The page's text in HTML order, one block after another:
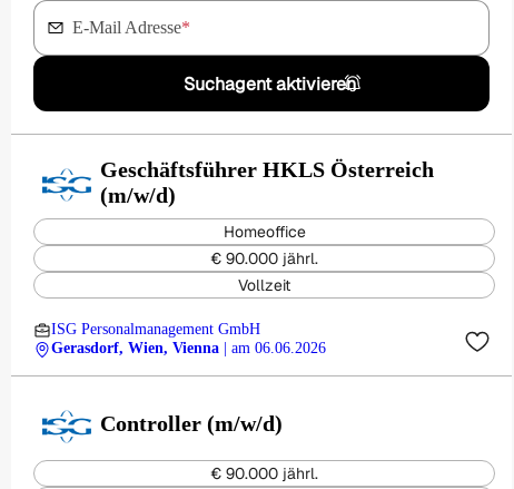
E-Mail Adresse*
Suchagent aktivieren
Geschäftsführer HKLS Österreich
(m/w/d)
Homeoffice
€ 90.000 jährl.
Vollzeit
ISG Personalmanagement GmbH
Gerasdorf, Wien, Vienna
| am 06.06.2026
Controller (m/w/d)
€ 90.000 jährl.